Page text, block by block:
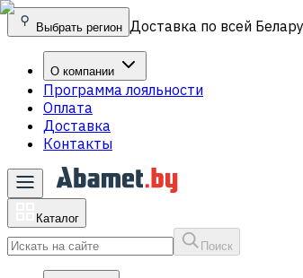
Выбрать регион Доставка по всей
О компании
Программа лояльности
Оплата
Доставка
Контакты
Каталог
Поиск